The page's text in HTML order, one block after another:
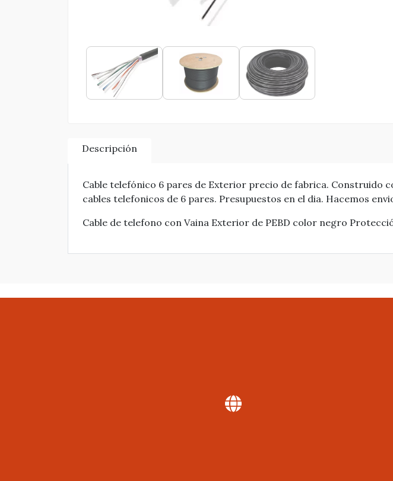
Descripción
Cable telefónico 6 pares de Exterior precio de fabrica. Construido
cables telefonicos de 6 pares. Presupuestos en el dia. Hacemos
Cable de telefono con Vaina Exterior de PEBD color negro